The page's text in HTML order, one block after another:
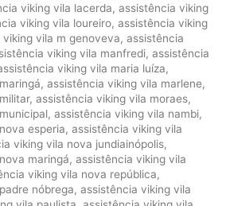
viking vila lacerda, assistência viking
viking vila loureiro, assistência viking
vila m genoveva, assistência
viking vila manfredi, assistência
viking vila maria luíza,
, assistência viking vila marlene,
, assistência viking vila moraes,
, assistência viking vila nambi,
esperia, assistência viking vila
viking vila nova jundiainópolis,
maringá, assistência viking vila
viking vila nova república,
nóbrega, assistência viking vila